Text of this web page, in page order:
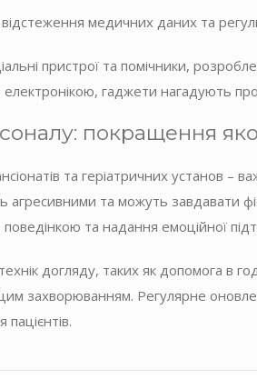
медичних даних та
пристрої та помічники,
гаджети нагадують про
покращення
та геріатричних установ
агресивними та можуть завдавати
та надання емоційної
догляду, таких як допомога в
захворюванням. Регулярне